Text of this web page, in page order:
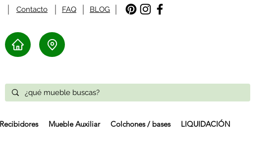
FAQ
Contacto BLOG
Recibidores Mueble Auxiliar Colchones / bases LIQUIDACIÓN